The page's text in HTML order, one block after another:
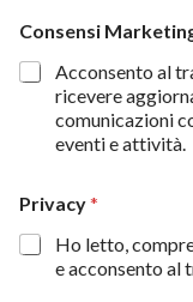
*
r
i
s
t
a
Consensi
Acconsento al
ricevere
comunicazioni
eventi e attività.
Privacy*
Ho letto,
e acconsento al